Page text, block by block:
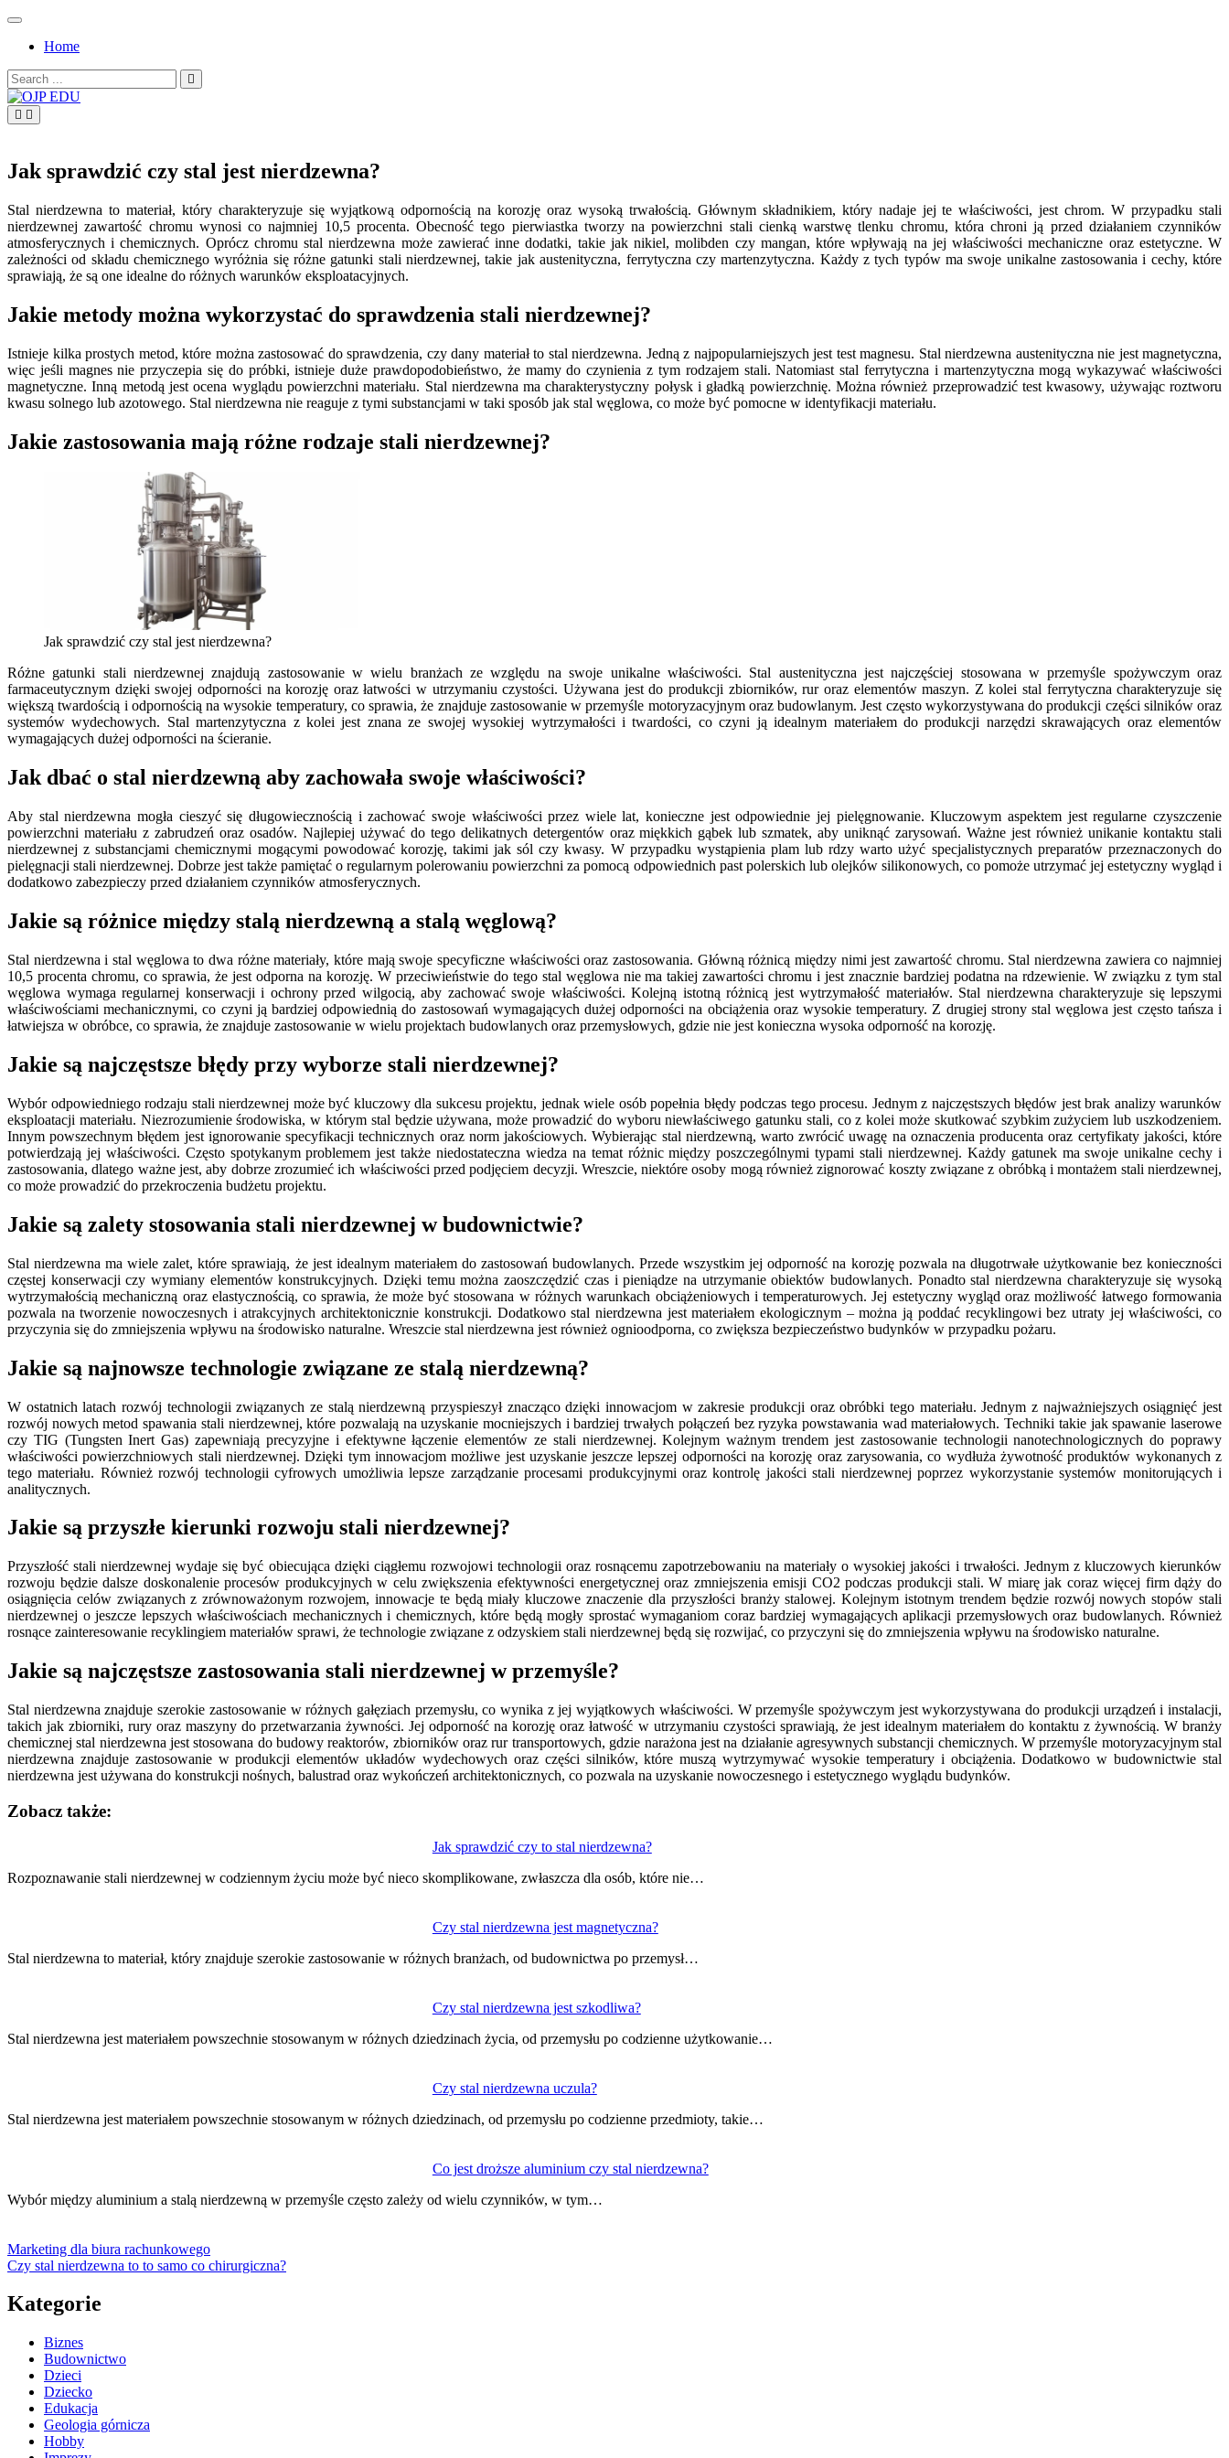
Skip
contentHome
Search
for:
Jak sprawdzić czy stal jest nierdzewna?
Stal nierdzewna to materiał, który charakteryzuje się wyjątkową odpornością na korozję oraz wysoką trwałością. Głównym składnikiem, który nadaje jej te właściwości, jest chrom. W przypadku stali
nierdzewnej zawartość chromu wynosi co najmniej 10,5 procenta. Obecność tego pierwiastka tworzy na powierzchni stali cienką warstwę tlenku chromu, która chroni ją przed działaniem czynników
atmosferycznych i chemicznych. Oprócz chromu stal nierdzewna może zawierać inne dodatki, takie jak nikiel, molibden czy mangan, które wpływają na jej właściwości mechaniczne oraz estetyczne. W
zależności od składu chemicznego wyróżnia się różne gatunki stali nierdzewnej, takie jak austenityczna, ferrytyczna czy martenzytyczna. Każdy z tych typów ma swoje unikalne zastosowania i cechy, które
sprawiają, że są one idealne do różnych warunków eksploatacyjnych.
Jakie metody można wykorzystać do sprawdzenia stali nierdzewnej?
Istnieje kilka prostych metod, które można zastosować do sprawdzenia, czy dany materiał to stal nierdzewna. Jedną z najpopularniejszych jest test magnesu. Stal nierdzewna austenityczna nie jest magnetyczna,
więc jeśli magnes nie przyczepia się do próbki, istnieje duże prawdopodobieństwo, że mamy do czynienia z tym rodzajem stali. Natomiast stal ferrytyczna i martenzytyczna mogą wykazywać właściwości
magnetyczne. Inną metodą jest ocena wyglądu powierzchni materiału. Stal nierdzewna ma charakterystyczny połysk i gładką powierzchnię. Można również przeprowadzić test kwasowy, używając roztworu
kwasu solnego lub azotowego. Stal nierdzewna nie reaguje z tymi substancjami w taki sposób jak stal węglowa, co może być pomocne w identyfikacji materiału.
Jakie zastosowania mają różne rodzaje stali nierdzewnej?
Jak sprawdzić czy stal jest nierdzewna?
Różne gatunki stali nierdzewnej znajdują zastosowanie w wielu branżach ze względu na swoje unikalne właściwości. Stal austenityczna jest najczęściej stosowana w przemyśle spożywczym oraz
farmaceutycznym dzięki swojej odporności na korozję oraz łatwości w utrzymaniu czystości. Używana jest do produkcji zbiorników, rur oraz elementów maszyn. Z kolei stal ferrytyczna charakteryzuje się
większą twardością i odpornością na wysokie temperatury, co sprawia, że znajduje zastosowanie w przemyśle motoryzacyjnym oraz budowlanym. Jest często wykorzystywana do produkcji części silników oraz
systemów wydechowych. Stal martenzytyczna z kolei jest znana ze swojej wysokiej wytrzymałości i twardości, co czyni ją idealnym materiałem do produkcji narzędzi skrawających oraz elementów
wymagających dużej odporności na ścieranie.
Jak dbać o stal nierdzewną aby zachowała swoje właściwości?
Aby stal nierdzewna mogła cieszyć się długowiecznością i zachować swoje właściwości przez wiele lat, konieczne jest odpowiednie jej pielęgnowanie. Kluczowym aspektem jest regularne czyszczenie
powierzchni materiału z zabrudzeń oraz osadów. Najlepiej używać do tego delikatnych detergentów oraz miękkich gąbek lub szmatek, aby uniknąć zarysowań. Ważne jest również unikanie kontaktu stali
nierdzewnej z substancjami chemicznymi mogącymi powodować korozję, takimi jak sól czy kwasy. W przypadku wystąpienia plam lub rdzy warto użyć specjalistycznych preparatów przeznaczonych do
pielęgnacji stali nierdzewnej. Dobrze jest także pamiętać o regularnym polerowaniu powierzchni za pomocą odpowiednich past polerskich lub olejków silikonowych, co pomoże utrzymać jej estetyczny wygląd i
dodatkowo zabezpieczy przed działaniem czynników atmosferycznych.
Jakie są różnice między stalą nierdzewną a stalą węglową?
Stal nierdzewna i stal węglowa to dwa różne materiały, które mają swoje specyficzne właściwości oraz zastosowania. Główną różnicą między nimi jest zawartość chromu. Stal nierdzewna zawiera co najmniej
10,5 procenta chromu, co sprawia, że jest odporna na korozję. W przeciwieństwie do tego stal węglowa nie ma takiej zawartości chromu i jest znacznie bardziej podatna na rdzewienie. W związku z tym stal
węglowa wymaga regularnej konserwacji i ochrony przed wilgocią, aby zachować swoje właściwości. Kolejną istotną różnicą jest wytrzymałość materiałów. Stal nierdzewna charakteryzuje się lepszymi
właściwościami mechanicznymi, co czyni ją bardziej odpowiednią do zastosowań wymagających dużej odporności na obciążenia oraz wysokie temperatury. Z drugiej strony stal węglowa jest często tańsza i
łatwiejsza w obróbce, co sprawia, że znajduje zastosowanie w wielu projektach budowlanych oraz przemysłowych, gdzie nie jest konieczna wysoka odporność na korozję.
Jakie są najczęstsze błędy przy wyborze stali nierdzewnej?
Wybór odpowiedniego rodzaju stali nierdzewnej może być kluczowy dla sukcesu projektu, jednak wiele osób popełnia błędy podczas tego procesu. Jednym z najczęstszych błędów jest brak analizy warunków
eksploatacji materiału. Niezrozumienie środowiska, w którym stal będzie używana, może prowadzić do wyboru niewłaściwego gatunku stali, co z kolei może skutkować szybkim zużyciem lub uszkodzeniem.
Innym powszechnym błędem jest ignorowanie specyfikacji technicznych oraz norm jakościowych. Wybierając stal nierdzewną, warto zwrócić uwagę na oznaczenia producenta oraz certyfikaty jakości, które
potwierdzają jej właściwości. Często spotykanym problemem jest także niedostateczna wiedza na temat różnic między poszczególnymi typami stali nierdzewnej. Każdy gatunek ma swoje unikalne cechy i
zastosowania, dlatego ważne jest, aby dobrze zrozumieć ich właściwości przed podjęciem decyzji. Wreszcie, niektóre osoby mogą również zignorować koszty związane z obróbką i montażem stali nierdzewnej,
co może prowadzić do przekroczenia budżetu projektu.
Jakie są zalety stosowania stali nierdzewnej w budownictwie?
Stal nierdzewna ma wiele zalet, które sprawiają, że jest idealnym materiałem do zastosowań budowlanych. Przede wszystkim jej odporność na korozję pozwala na długotrwałe użytkowanie bez konieczności
częstej konserwacji czy wymiany elementów konstrukcyjnych. Dzięki temu można zaoszczędzić czas i pieniądze na utrzymanie obiektów budowlanych. Ponadto stal nierdzewna charakteryzuje się wysoką
wytrzymałością mechaniczną oraz elastycznością, co sprawia, że może być stosowana w różnych warunkach obciążeniowych i temperaturowych. Jej estetyczny wygląd oraz możliwość łatwego formowania
pozwala na tworzenie nowoczesnych i atrakcyjnych architektonicznie konstrukcji. Dodatkowo stal nierdzewna jest materiałem ekologicznym – można ją poddać recyklingowi bez utraty jej właściwości, co
przyczynia się do zmniejszenia wpływu na środowisko naturalne. Wreszcie stal nierdzewna jest również ognioodporna, co zwiększa bezpieczeństwo budynków w przypadku pożaru.
Jakie są najnowsze technologie związane ze stalą nierdzewną?
W ostatnich latach rozwój technologii związanych ze stalą nierdzewną przyspieszył znacząco dzięki innowacjom w zakresie produkcji oraz obróbki tego materiału. Jednym z najważniejszych osiągnięć jest
rozwój nowych metod spawania stali nierdzewnej, które pozwalają na uzyskanie mocniejszych i bardziej trwałych połączeń bez ryzyka powstawania wad materiałowych. Techniki takie jak spawanie laserowe
czy TIG (Tungsten Inert Gas) zapewniają precyzyjne i efektywne łączenie elementów ze stali nierdzewnej. Kolejnym ważnym trendem jest zastosowanie technologii nanotechnologicznych do poprawy
właściwości powierzchniowych stali nierdzewnej. Dzięki tym innowacjom możliwe jest uzyskanie jeszcze lepszej odporności na korozję oraz zarysowania, co wydłuża żywotność produktów wykonanych z
tego materiału. Również rozwój technologii cyfrowych umożliwia lepsze zarządzanie procesami produkcyjnymi oraz kontrolę jakości stali nierdzewnej poprzez wykorzystanie systemów monitorujących i
analitycznych.
Jakie są przyszłe kierunki rozwoju stali nierdzewnej?
Przyszłość stali nierdzewnej wydaje się być obiecująca dzięki ciągłemu rozwojowi technologii oraz rosnącemu zapotrzebowaniu na materiały o wysokiej jakości i trwałości. Jednym z kluczowych kierunków
rozwoju będzie dalsze doskonalenie procesów produkcyjnych w celu zwiększenia efektywności energetycznej oraz zmniejszenia emisji CO2 podczas produkcji stali. W miarę jak coraz więcej firm dąży do
osiągnięcia celów związanych z zrównoważonym rozwojem, innowacje te będą miały kluczowe znaczenie dla przyszłości branży stalowej. Kolejnym istotnym trendem będzie rozwój nowych stopów stali
nierdzewnej o jeszcze lepszych właściwościach mechanicznych i chemicznych, które będą mogły sprostać wymaganiom coraz bardziej wymagających aplikacji przemysłowych oraz budowlanych. Również
rosnące zainteresowanie recyklingiem materiałów sprawi, że technologie związane z odzyskiem stali nierdzewnej będą się rozwijać, co przyczyni się do zmniejszenia wpływu na środowisko naturalne.
Jakie są najczęstsze zastosowania stali nierdzewnej w przemyśle?
Stal nierdzewna znajduje szerokie zastosowanie w różnych gałęziach przemysłu, co wynika z jej wyjątkowych właściwości. W przemyśle spożywczym jest wykorzystywana do produkcji urządzeń i instalacji,
takich jak zbiorniki, rury oraz maszyny do przetwarzania żywności. Jej odporność na korozję oraz łatwość w utrzymaniu czystości sprawiają, że jest idealnym materiałem do kontaktu z żywnością. W branży
chemicznej stal nierdzewna jest stosowana do budowy reaktorów, zbiorników oraz rur transportowych, gdzie narażona jest na działanie agresywnych substancji chemicznych. W przemyśle motoryzacyjnym stal
nierdzewna znajduje zastosowanie w produkcji elementów układów wydechowych oraz części silników, które muszą wytrzymywać wysokie temperatury i obciążenia. Dodatkowo w budownictwie stal
nierdzewna jest używana do konstrukcji nośnych, balustrad oraz wykończeń architektonicznych, co pozwala na uzyskanie nowoczesnego i estetycznego wyglądu budynków.
Zobacz także:
Jak sprawdzić czy to stal nierdzewna?
Rozpoznawanie stali nierdzewnej w codziennym życiu może być nieco skomplikowane, zwłaszcza dla osób, które nie…
Czy stal nierdzewna jest magnetyczna?
Stal nierdzewna to materiał, który znajduje szerokie zastosowanie w różnych branżach, od budownictwa po przemysł…
Czy stal nierdzewna jest szkodliwa?
Stal nierdzewna jest materiałem powszechnie stosowanym w różnych dziedzinach życia, od przemysłu po codzienne użytkowanie…
Czy stal nierdzewna uczula?
Stal nierdzewna jest materiałem powszechnie stosowanym w różnych dziedzinach, od przemysłu po codzienne przedmioty, takie…
Co jest droższe aluminium czy stal nierdzewna?
Wybór między aluminium a stalą nierdzewną w przemyśle często zależy od wielu czynników, w tym…
wpisu
Marketing dla biura rachunkowego
Czy stal nierdzewna to to samo co chirurgiczna?
Kategorie
Biznes
Budownictwo
Dzieci
Dziecko
Edukacja
Geologia górnicza
Hobby